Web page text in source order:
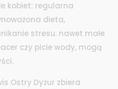
kobiet: regularna
dieta,
stresu. nawet małe
czy picie wody, mogą
Ostry Dyżur zbiera